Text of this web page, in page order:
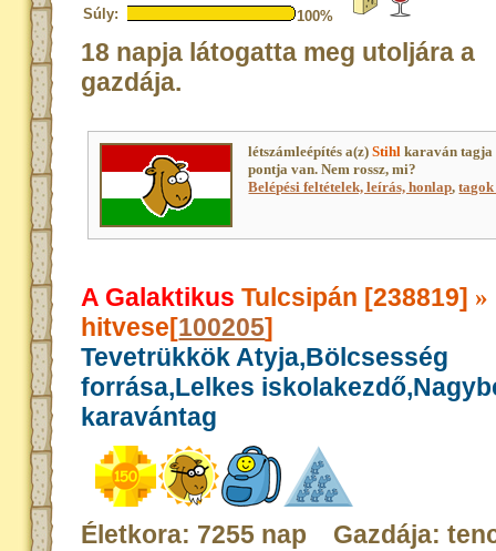
Súly:
100%
18 napja látogatta meg utoljára a
gazdája.
létszámleépítés a(z)Stihl karaván tagja
pontja van. Nem rossz, mi?
Belépési feltételek, leírás, honlap,
A Galaktikus Tulcsipán [238819] »
hitvese[100205]
Tevetrükkök Atyja,Bölcsesség
forrása,Lelkes
karavántag
Életkora: 7255 nap Gazdája: